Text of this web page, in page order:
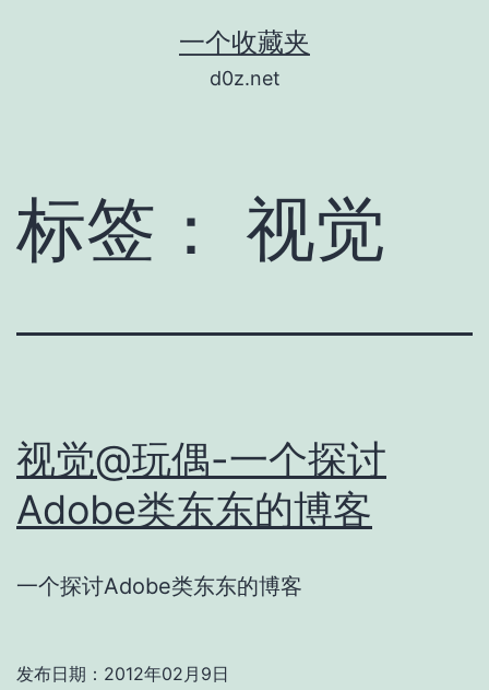
一个收藏夹
d0z.net
标签： 视觉
视觉@玩偶-一个探讨
Adobe类东东的博客
一个探讨Adobe类东东的博客
发布日期： 2012年02月9日